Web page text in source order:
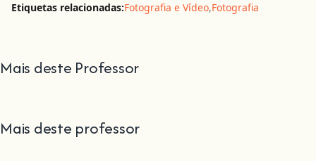
Etiquetas relacionadas:Fotografia e Vídeo,Fotografia
Mais deste Professor
Mais deste professor